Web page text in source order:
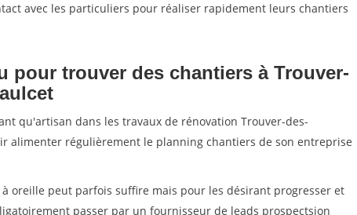
avec les particuliers pour réaliser rapidement leurs chantiers
pour trouver des chantiers à Trouver-
qu'artisan dans les travaux de rénovation Trouver-des-
alimenter régulièrement le planning chantiers de son entreprise
oreille peut parfois suffire mais pour les désirant progresser et
passer par un fournisseur de leads prospectsion